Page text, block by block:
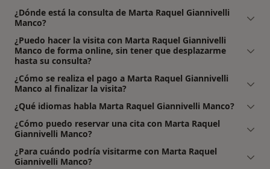
¿Dónde está la consulta de Marta Raquel Giannivelli
Manco?
¿Puedo hacer la visita con Marta Raquel Giannivelli
Manco de forma online, sin tener que desplazarme
hasta su consulta?
¿Cómo se realiza el pago a Marta Raquel Giannivelli
Manco al finalizar la visita?
¿Qué idiomas habla Marta Raquel Giannivelli Manco?
¿Cómo puedo reservar una cita con Marta Raquel
Giannivelli Manco?
¿Para cuándo podría visitarme con Marta Raquel
Giannivelli Manco?